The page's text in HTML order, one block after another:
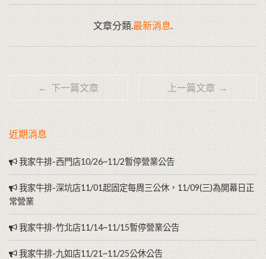
文章分類.最新消息
← 下一篇文章 上一篇文章 →
近期消息
我家牛排-西門店10/26~11/2暫停營業公告
我家牛排-深坑店11/01起固定每周三公休，11/09(三)為開幕日正
常營業
我家牛排-竹北店11/14~11/15暫停營業公告
我家牛排-九如店11/21~11/25公休公告